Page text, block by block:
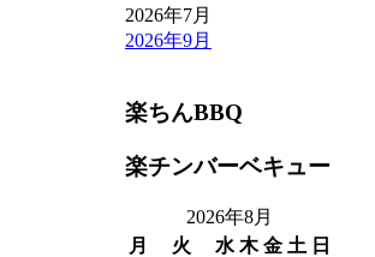
2026年7月
2026年9月
楽ちんBBQ
楽チンバーベキュー
2026年8月
月
火 水 木 金 土 日